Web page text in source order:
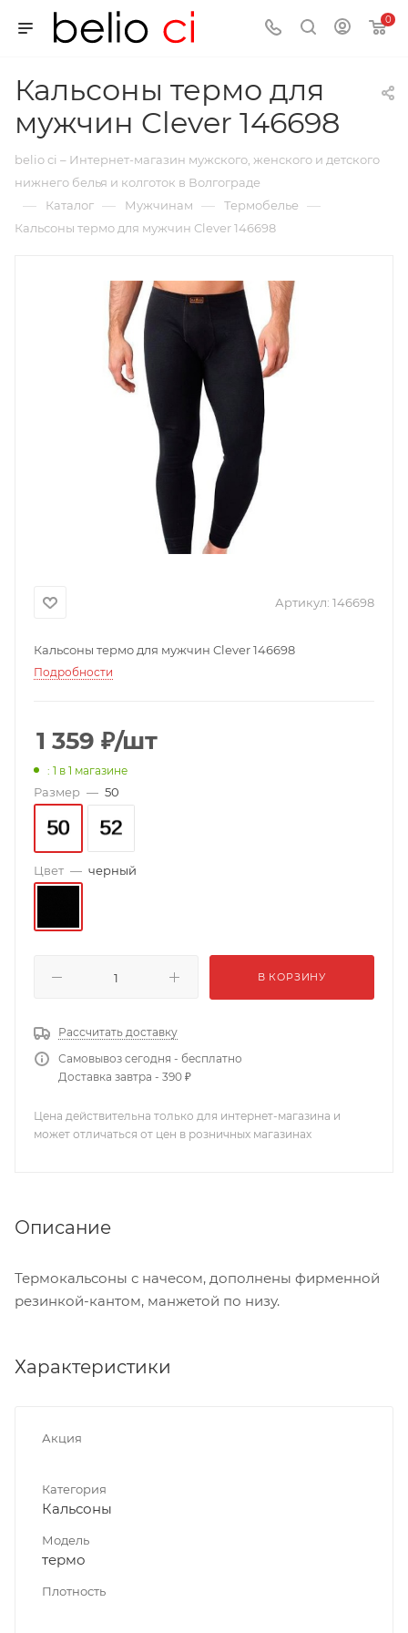
0
Кальсоны термо для
мужчин Clever 146698
belio ci – Интернет-магазин мужского, женского и детского
нижнего белья и колготок в Волгограде
— Каталог — Мужчинам — Термобелье —
Кальсоны термо для мужчин Clever 146698
Артикул: 146698
Кальсоны термо для мужчин Clever 146698
Подробности
1 359 ₽/шт
: 1 в 1 магазине
Размер — 50
Цвет — черный
В КОРЗИНУ
Рассчитать доставку
Самовывоз сегодня - бесплатно
Доставка завтра - 390 ₽
Цена действительна только для интернет-магазина и
может отличаться от цен в розничных магазинах
Описание
Термокальсоны с начесом, дополнены фирменной
резинкой-кантом, манжетой по низу.
Характеристики
Акция
Категория
Кальсоны
Модель
термо
Плотность